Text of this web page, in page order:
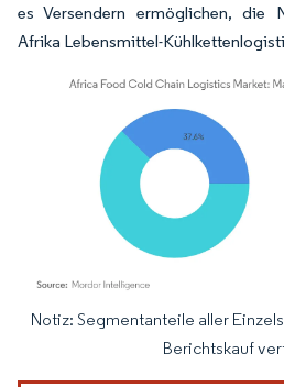
es Versendern ermöglichen, die
Afrika Lebensmittel-
Bild © Mordor Intelligence.
Notiz: Segmentanteile aller
Berichtskauf